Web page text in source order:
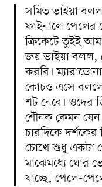
সমিত ভাইয়া
ফাইনালে পেলের
ক্রিকেটে তুইই
জয় ভাইয়া
করবি।
কোচও এসে
শট নেবে। ওদের
শৌনক কেমন যেন
চারদিকে
চোখে শুধু একটা
মাঝেমধ্যে ঘোর
যাচ্ছে, পেলে-